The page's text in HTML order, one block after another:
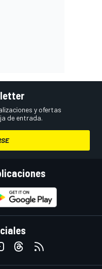
y ofertas
de entrada.